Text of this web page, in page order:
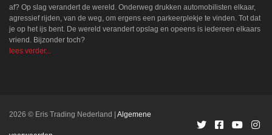
af? Op slag verandert de wereld. Onderweg drukken automobilisten elkaar,
agressief rijden, van de weg, om ergens een parkeerplekje te vinden. Tot dat
je op het ijs bent. De wereld verandert opslag en opeens is iedereen elkaars
vriend. Bijzonder toch?
lees verder...
2026 © Eris Trading Nederland Algemene